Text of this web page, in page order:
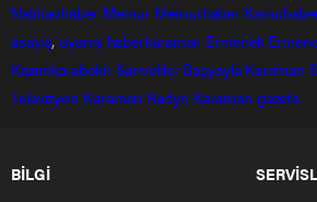
Nalıhanhaber Memur Memurhaber
asayiş, uyanış haberkaraman Ermenek
Kazımkarabekir Sarıveliler Başyayla Karaman
Televizyon Karaman Radyo Karaman gazete
BİLGİ